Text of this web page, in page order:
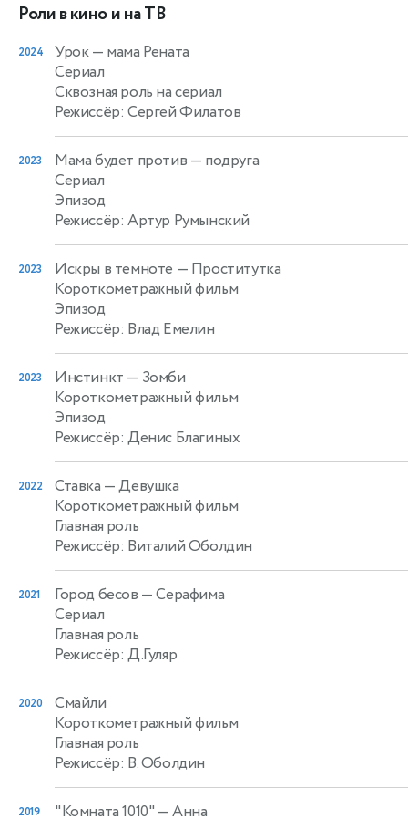
Роли в кино и на ТВ
2024 Урок— мама Рената
Сериал
Сквозная роль на сериал
Режиссёр: Сергей Филатов
2023 Мама будет против — подруга
Сериал
Эпизод
Режиссёр: Артур Румынский
2023 Искры в темноте — Проститутка
Короткометражный фильм
Эпизод
Режиссёр: Влад Емелин
2023 Инстинкт — Зомби
Короткометражный фильм
Эпизод
Режиссёр: Денис Благиных
2022 Ставка — Девушка
Короткометражный фильм
Главная роль
Режиссёр: Виталий Оболдин
2021 Город бесов — Серафима
Сериал
Главная роль
Режиссёр: Д.Гуляр
2020
Смайли
Короткометражный фильм
Главная роль
Режиссёр: В. Оболдин
2019 "Комната 1010" — Анна